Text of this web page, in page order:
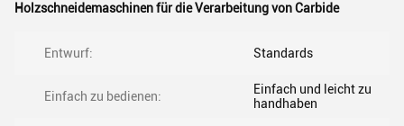
Holzschneidemaschinen für die Verarbeitung von Carbide
Entwurf: Standards
Einfach zu bedienen:
Einfach und leicht zu
handhaben